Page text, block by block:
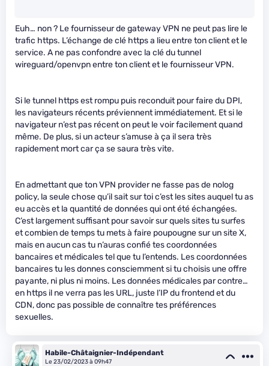
Euh… non ? Le fournisseur de gateway VPN ne peut pas lire le
trafic https. L’échange de clé https a lieu entre ton client et le
service. A ne pas confondre avec la clé du tunnel
wireguard/openvpn entre ton client et le fournisseur VPN.
Si le tunnel https est rompu puis reconduit pour faire du DPI,
les navigateurs récents préviennent immédiatement. Et si le
navigateur n’est pas récent on peut le voir facilement quand
même. De plus, si un acteur s’amuse à ça il sera très
rapidement mort car ça se saura très vite.
En admettant que ton VPN provider ne fasse pas de nolog
policy, la seule chose qu’il sait sur toi c’est les sites auquel tu as
eu accès et la quantité de données qui ont été échangées.
C’est largement suffisant pour savoir sur quels sites tu surfes
et combien de temps tu mets à faire poupougne sur un site X,
mais en aucun cas tu n’auras confié tes coordonnées
bancaires et médicales tel que tu l’entends. Les coordonnées
bancaires tu les donnes consciemment si tu choisis une offre
payante, ni plus ni moins. Les données médicales par contre…
en https il ne verra pas les URL, juste l’IP du frontend et du
CDN, donc pas possible de connaître tes préférences
sexuelles.
Habile-Châtaignier-Indépendant
Le 23/02/2023 à 09h47